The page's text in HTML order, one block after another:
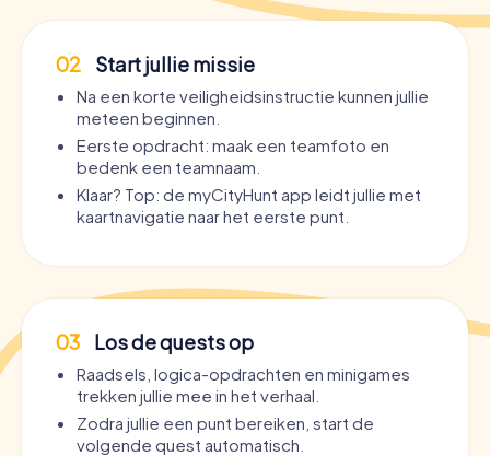
02 Start jullie missie
Na een korte veiligheidsinstructie kunnen jullie
meteen beginnen.
Eerste opdracht: maak een teamfoto en
bedenk een teamnaam.
Klaar? Top: de myCityHunt app leidt jullie met
kaartnavigatie naar het eerste punt.
03 Los de quests op
Raadsels, logica-opdrachten en minigames
trekken jullie mee in het verhaal.
Zodra jullie een punt bereiken, start de
volgende quest automatisch.